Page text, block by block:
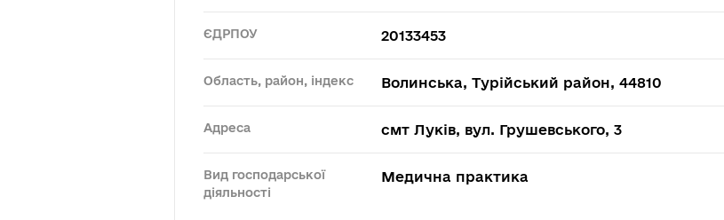
ЄДРПОУ 20133453
Область, район, індекс Волинська, Турійський район, 44810
Адреса смт Луків, вул. Грушевського, 3
Вид господарської
діяльності
Медична практика